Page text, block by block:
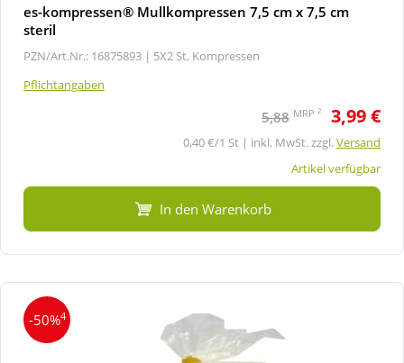
es-kompressen® Mullkompressen 7,5 cm x 7,5 cm
steril
PZN/Art.Nr.: 16875893 | 5X2 St, Kompressen
Pflichtangaben
5,88 MRP 2 3,99 €
0,40 €/1 St | inkl. MwSt. zzgl.Versand
Artikel verfügbar
In den Warenkorb
-50%4